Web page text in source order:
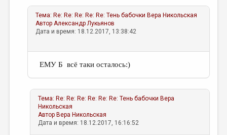
Тема:Re: Re: Re: Re: Re: Тень бабочки Вера Никольская
Автор Александр Лукьянов
Дата и время: 18.12.2017, 13:38:42
ЕМУ Б всё таки осталось:)
Тема:Re: Re: Re: Re: Re: Re: Тень бабочки Вера
Никольская
АвторВера Никольская
Дата и время: 18.12.2017, 16:16:52